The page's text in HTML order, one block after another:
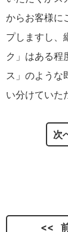
からお客様に
プしますし、
ク」はある程
ス」のような
い分けていた
次